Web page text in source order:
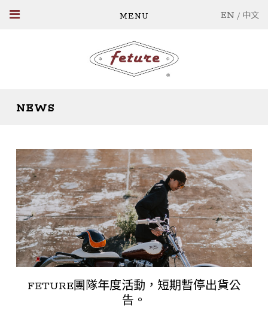
EN / 中文
NEWS
FETURE團隊年度活動，短期暫停出貨公
告。